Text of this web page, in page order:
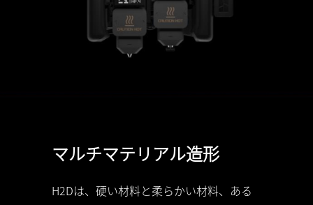
マルチマテリアル造形
H2Dは、硬い材料と柔らかい材料、ある